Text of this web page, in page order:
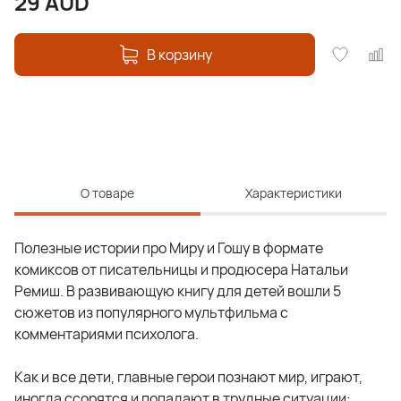
В корзину
О товаре Характеристики
Полезные истории про Миру и Гошу в формате
комиксов от писательницы и продюсера Натальи
Ремиш. В развивающую книгу для детей вошли 5
сюжетов из популярного мультфильма с
комментариями психолога.
Как и все дети, главные герои познают мир, играют,